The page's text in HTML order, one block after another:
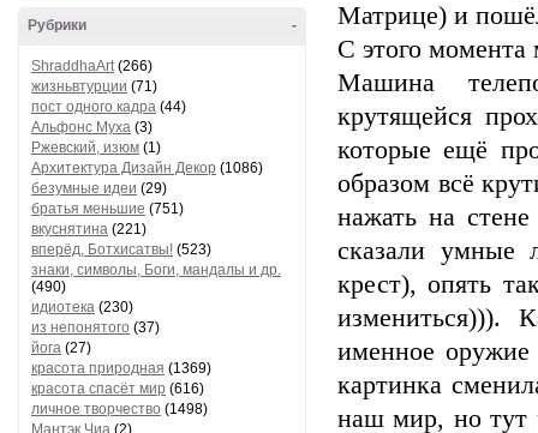
-
Рубрики
ShraddhaArt(266)
жизньвтурции (71)
пост одного кадра (44)
Альфонс Муха (3)
Ржевский, изюм (1)
Архитектура Дизайн Декор (1086)
безумные идеи (29)
братья меньшие (751)
вкуснятина (221)
вперёд, Ботхисатвы! (523)
знаки, символы, Боги, мандалы и др.
(490)
идиотека (230)
из непонятого (37)
йога (27)
красота природная (1369)
красота спасёт мир (616)
личное творчество (1498)
Мантэк Чиа (2)
Матрице) и
С этого момента
Машина
крутящейся
которые ещё
образом всё
нажать на
сказали умные
крест), опять
именное
картинка
наш мир, но тут